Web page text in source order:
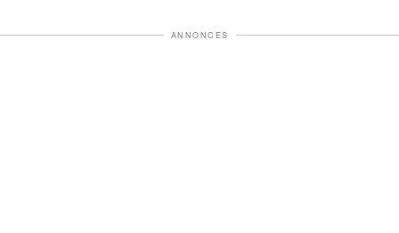
ANNONCES